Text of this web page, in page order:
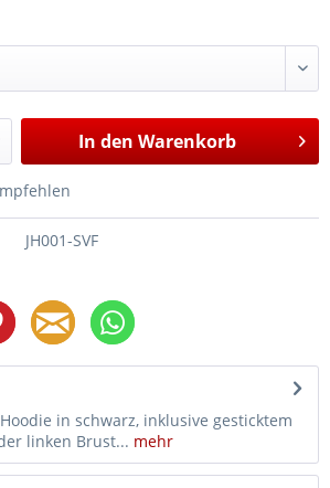
In den Warenkorb
JH001-SVF
in schwarz, inklusive gesticktem
linken Brust... mehr